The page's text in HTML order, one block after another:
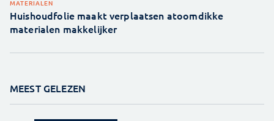
MATERIALEN
Huishoudfolie maakt verplaatsen atoomdikke
materialen makkelijker
MEEST GELEZEN